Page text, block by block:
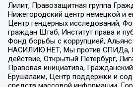
Лилит, Правозащитная группа
Нижегородский центр немецкой и
Центр гендерных исследований,
граждан Штаб, Институт права и
Фонд борьбы с коррупцией, Альянс
НАСИЛИЮ.НЕТ, Мы против СПИДа,
действие, Открытый Петербург,
Правовая инициатива,
Ерушалаим, Центр поддержки и